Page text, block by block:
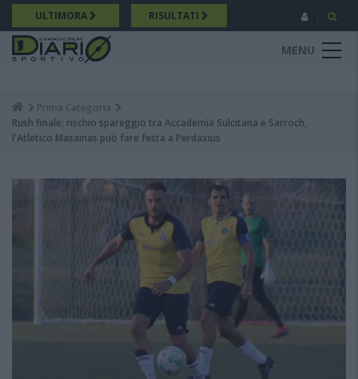
Salta
al
contenuto
principale
ULTIMORA RISULTATI
MENU
Breadcrumb
Prima Categoria
Rush finale: rischio spareggio tra Accademia Sulcitana e Sarroch,
l'Atletico Masainas può fare festa a Perdaxius